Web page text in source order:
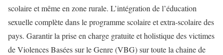
scolaire et même en zone rurale. L’intégration de l’éducation
sexuelle complète dans le programme scolaire et extra-scolaire des
pays. Garantir la prise en charge gratuite et holistique des victimes
de Violences Basées sur le Genre (VBG) sur toute la chaine de